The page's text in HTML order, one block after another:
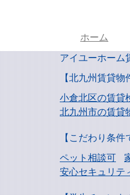
ホーム
アイユーホーム
【北九州賃貸物
小倉北区の賃貸
北九州市の賃貸
【こだわり条件
ペット相談可
安心セキュリテ